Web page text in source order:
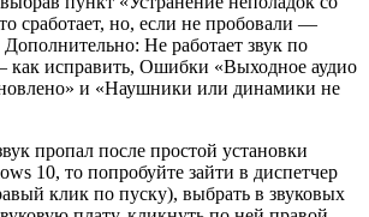
сработает, но, если не пробовали —
Дополнительно: Не работает звук по
исправить, Ошибки «Выходное аудио
и «Наушники или динамики не
пропал после простой установки
10, то попробуйте зайти в диспетчер
клик по пуску), выбрать в звуковых